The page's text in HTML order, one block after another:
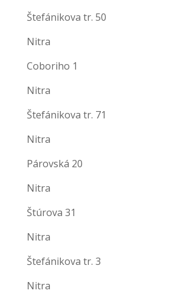
Štefánikova tr. 50
Nitra
Coboriho 1
Nitra
Štefánikova tr. 71
Nitra
Párovská 20
Nitra
Štúrova 31
Nitra
Štefánikova tr. 3
Nitra